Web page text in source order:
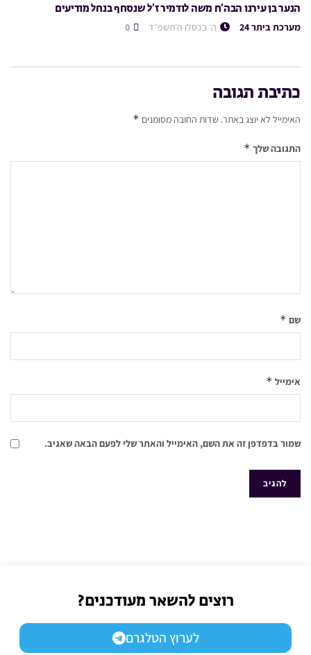
הנער בן עירנו הבה’ח משה לודמיר ז’ל שנסחף בנחל מודיעים
מערכת ביתר 24 ה׳ בכסלו ה׳תשפ״ד
כתיבת תגובה
האימייל לא יוצג באתר. שדות החובה מסומנים *
התגובה שלך *
שם *
אימייל *
שמור בדפדפן זה את השם, האימייל והאתר שלי לפעם הבאה שאגיב.
רוצים להשאר מעודכנים?
לערוץ הטלגרם